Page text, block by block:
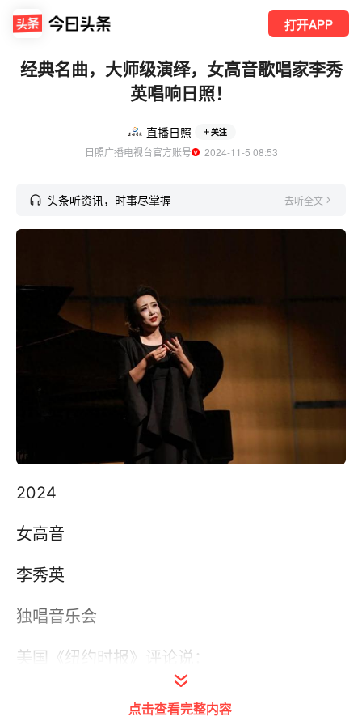
打开APP
经典名曲，大师级演绎，女高音歌唱家李秀
英唱响日照！
直播日照 关注
日照广播电视台官方账号
  2024-11-5 08:53
头条听资讯，时事尽掌握 去听全文
2024
女高音
李秀英
独唱音乐会
美国《纽约时报》评论说：
“她是一位真正优秀的演员
点击查看完整内容